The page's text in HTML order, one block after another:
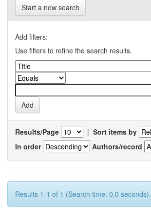
Start a new search
Add filters:
Use filters to refine the search results.
Results/Page | Sort items by
In order
Authors/record
Results 1-1 of 1 (Search time: 0.0 seconds).